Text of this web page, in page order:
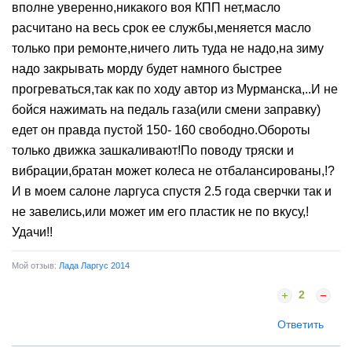
вполне уверенно,никакого воя КПП нет,масло
расчитано на весь срок ее службы,меняется масло
только при ремонте,ничего лить туда не надо,на зиму
надо закрывать морду будет намного быстрее
прогреваться,так как по ходу автор из Мурманска,..И не
бойся нажимать на педаль газа(или смени заправку)
едет он правда пустой 150- 160 свободно.Обороты
только движка зашкаливают!По поводу тряски и
вибрации,братан может колеса не отбалансированы,!?
И в моем салоне ларгуса спустя 2.5 года сверчки так и
не завелись,или может им его пластик не по вкусу,!
Удачи!!
Мой отзыв: Лада Ларгус 2014
2
Ответить